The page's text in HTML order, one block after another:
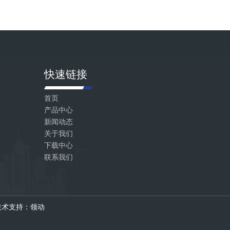
快速链接
首页
产品中心
新闻动态
关于我们
下载中心
联系我们
术支持：领动